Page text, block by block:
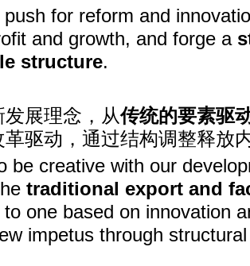
for reform and
and growth, and forge a
structure.
展理念，从传统的要素驱
革驱动，通过结构调整释放
be creative with our
traditional export and
to one based on innovation
impetus through